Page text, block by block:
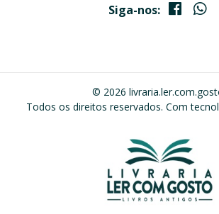
Siga-nos:
© 2026
Todos os direitos reservados. Com